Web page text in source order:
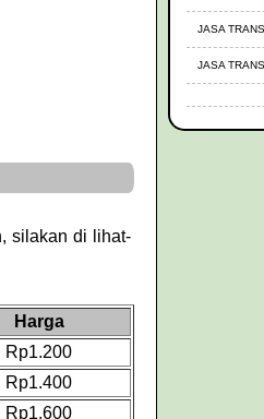
silakan di lihat-
Harga
Rp1.200
Rp1.400
Rp1.600
JASA
JASA